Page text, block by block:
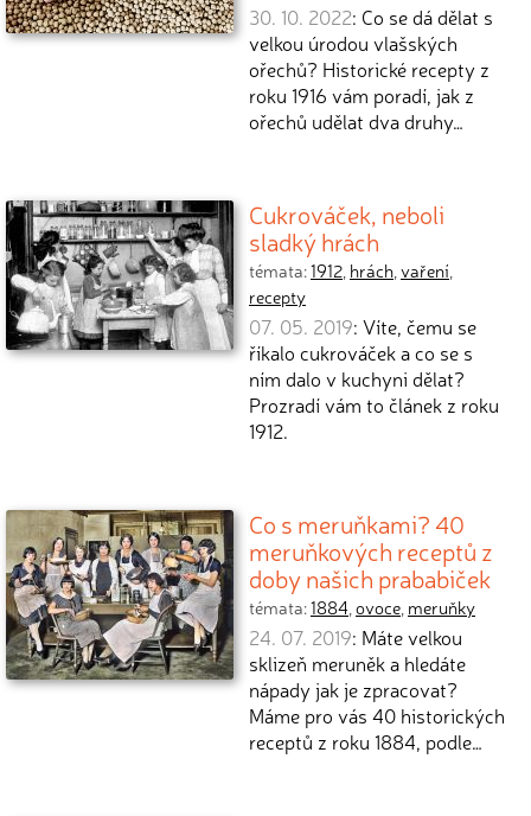
30. 10. 2022: Co se dá dělat s
velkou úrodou vlašských
ořechů? Historické recepty z
roku 1916 vám poradí, jak z
ořechů udělat dva druhy…
Cukrováček, neboli
sladký hrách
témata:1912, hrách,vaření,
recepty
07. 05. 2019: Víte, čemu se
říkalo cukrováček a co se s
ním dalo v kuchyni dělat?
Prozradí vám to článek z roku
1912.
Co s meruňkami? 40
meruňkových receptů z
doby našich prababiček
témata:1884,ovoce, meruňky
24. 07. 2019: Máte velkou
sklizeň meruněk a hledáte
nápady jak je zpracovat?
Máme pro vás 40 historických
receptů z roku 1884, podle…